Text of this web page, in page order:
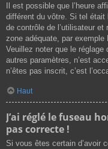
Il est possible que l’heure
différent du vôtre. Si tel était
de contrôle de l’utilisateur
zone adéquate, par exemple
Veuillez noter que le
autres paramètres, n’est
n’êtes pas inscrit, c’est
Haut
J’ai réglé le fuseau
pas correcte !
Si vous êtes certain d’avoir